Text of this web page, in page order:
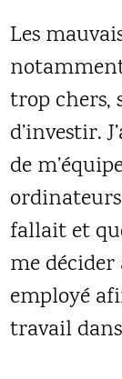
Les
trop chers,
d’investir.
de
fallait et
me
employé
travail